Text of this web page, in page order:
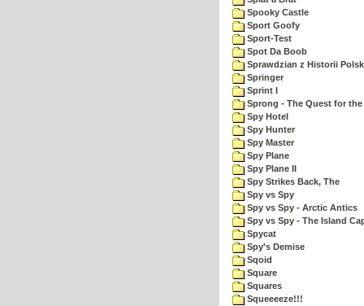
Spooky Castle
Sport Goofy
Sport-Test
Spot Da Boob
Sprawdzian z Historii
Springer
Sprint I
Sprong - The Quest for
Spy Hotel
Spy Hunter
Spy Master
Spy Plane
Spy Plane II
Spy Strikes Back, The
Spy vs Spy
Spy vs Spy - Arctic Antics
Spy vs Spy - The Island
Spycat
Spy's Demise
Sqoid
Square
Squares
Squeeeeze!!!